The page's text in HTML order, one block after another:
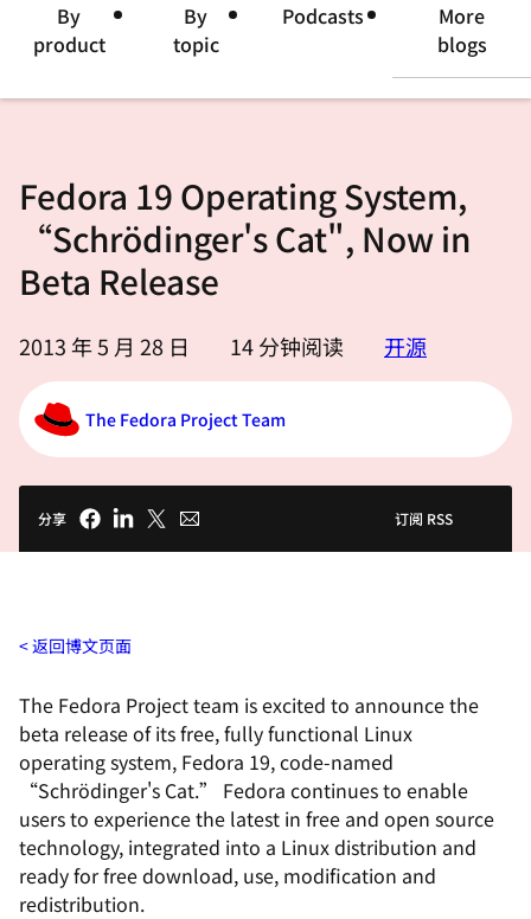
言
By
product
By
topic
Podcasts
More
blogs
Fedora 19 Operating System,
“Schrödinger's Cat", Now in
Beta Release
2013 年 5 月 28 日 14分钟阅读 开源
The Fedora Project Team
分享 订阅 RSS
返回博文页面
The Fedora Project team is excited to announce the
beta release of its free, fully functional Linux
operating system, Fedora 19, code-named
“Schrödinger's Cat.” Fedora continues to enable
users to experience the latest in free and open source
technology, integrated into a Linux distribution and
ready for free download, use, modification and
redistribution.